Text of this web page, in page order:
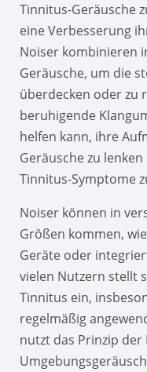
Tinnitus-Geräusche
eine Verbesserung
Noiser kombinieren
Geräusche, um die
überdecken oder zu
beruhigende
helfen kann, ihre
Geräusche zu
Tinnitus-Symptome
Noiser können in
Größen kommen,
Geräte oder
vielen Nutzern stellt
Tinnitus ein,
regelmäßig
nutzt das Prinzip der